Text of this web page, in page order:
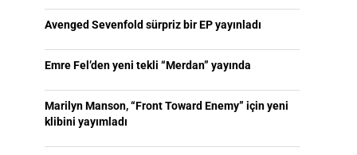
Avenged Sevenfold sürpriz bir EP yayınladı
Emre Fel’den yeni tekli “Merdan” yayında
Marilyn Manson, “Front Toward Enemy” için yeni
klibini yayımladı